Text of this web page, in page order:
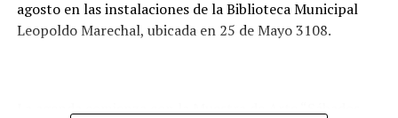
agosto en las instalaciones de la Biblioteca Municipal
Leopoldo Marechal, ubicada en 25 de Mayo 3108.